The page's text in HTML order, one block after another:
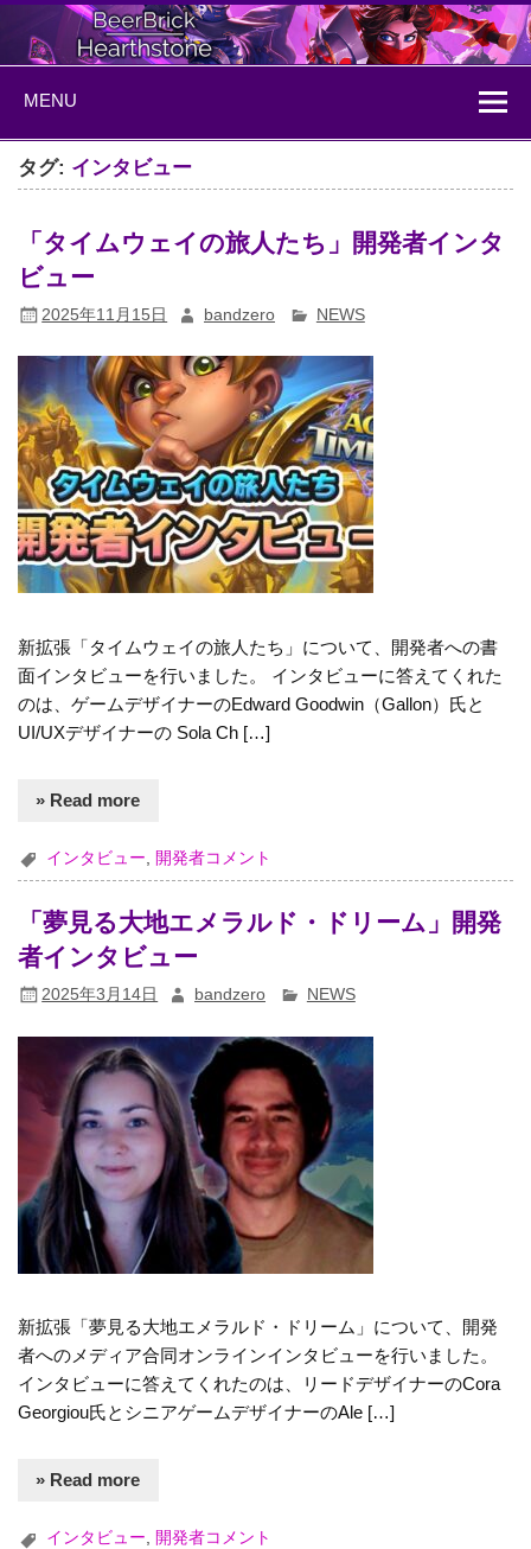
Skip
content
BeerBrick
Hearthstone
MENU
タグ: インタビュー
「タイムウェイの旅人たち」開発者インタ
ビュー
2025年11月15日 bandzero NEWS
新拡張「タイムウェイの旅人たち」について、開発者への書
面インタビューを行いました。 インタビューに答えてくれた
のは、ゲームデザイナーのEdward Goodwin（Gallon）氏と
UI/UXデザイナーの Sola Ch […]
» Read more
インタビュー 開発者コメント
「夢見る大地エメラルド・ドリーム」開発
者インタビュー
2025年3月14日 bandzero NEWS
新拡張「夢見る大地エメラルド・ドリーム」について、開発
者へのメディア合同オンラインインタビューを行いました。
インタビューに答えてくれたのは、リードデザイナーのCora
Georgiou氏とシニアゲームデザイナーのAle […]
» Read more
インタビュー, 開発者コメント